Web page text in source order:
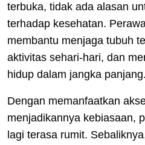
terbuka, tidak ada alasan
terhadap kesehatan.
membantu menjaga tubuh
aktivitas sehari-hari, dan
hidup dalam jangka panjang.
Dengan memanfaatkan
menjadikannya kebiasaan,
lagi terasa rumit.